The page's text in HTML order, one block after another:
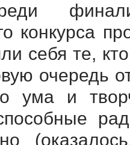
конкурса
себя те,
очередь
ума и